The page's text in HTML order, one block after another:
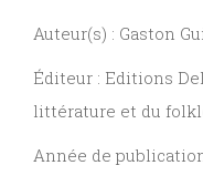
Auteur(s) : Gaston
Éditeur : Editions
littérature et du
Année de